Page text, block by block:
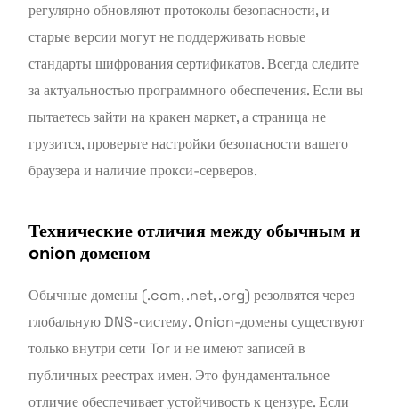
регулярно обновляют протоколы безопасности, и
старые версии могут не поддерживать новые
стандарты шифрования сертификатов. Всегда следите
за актуальностью программного обеспечения. Если вы
пытаетесь зайти на кракен маркет, а страница не
грузится, проверьте настройки безопасности вашего
браузера и наличие прокси-серверов.
Технические отличия между обычным и
onion доменом
Обычные домены (.com, .net, .org) резолвятся через
глобальную DNS-систему. Onion-домены существуют
только внутри сети Tor и не имеют записей в
публичных реестрах имен. Это фундаментальное
отличие обеспечивает устойчивость к цензуре. Если